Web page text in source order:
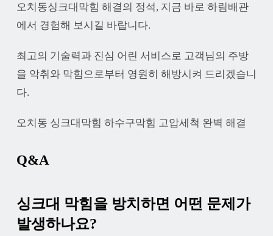
오치동싱크대막힘 해결의 정석, 지금 바로 하림배관
에서 경험해 보시길 바랍니다.
최고의 기술력과 진심 어린 서비스로 고객님의 주방
을 악취와 막힘으로부터 영원히 해방시켜 드리겠습니
다.
오치동 싱크대막힘 하수구막힘 고압세척 완벽 해결
Q&A
싱크대 막힘을 방치하면 어떤 문제가
발생하나요?